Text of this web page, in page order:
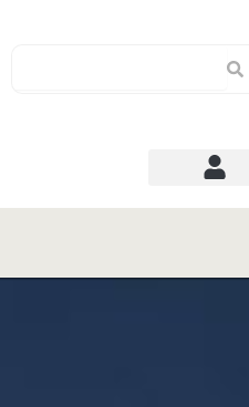
Search
Search